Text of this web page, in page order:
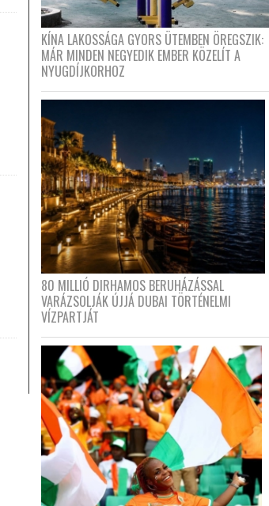
KÍNA LAKOSSÁGA GYORS ÜTEMBEN ÖREGSZIK:
MÁR MINDEN NEGYEDIK EMBER KÖZELÍT A
NYUGDÍJKORHOZ
80 MILLIÓ DIRHAMOS BERUHÁZÁSSAL
VARÁZSOLJÁK ÚJJÁ DUBAI TÖRTÉNELMI
VÍZPARTJÁT